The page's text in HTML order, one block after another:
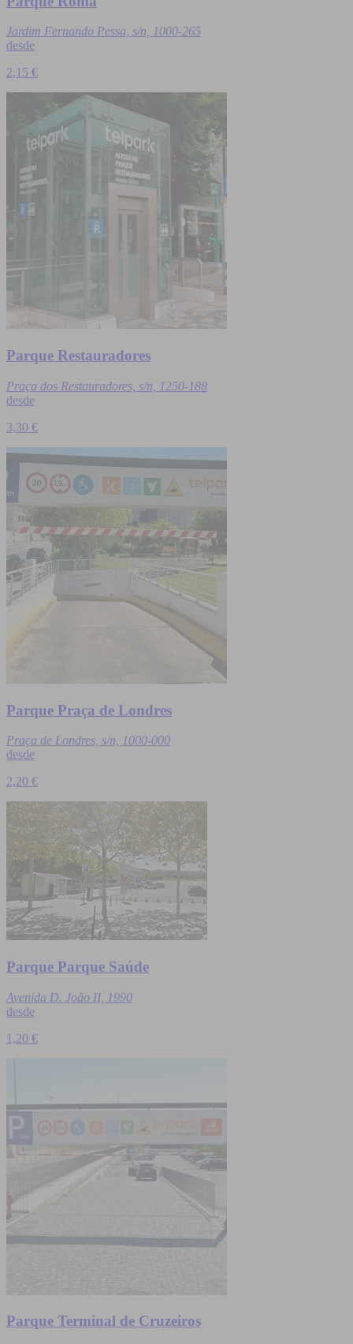
Jardim Fernando Pessa, s/n, 1000-265
desde
2,15 €
Parque Restauradores
Praça dos Restauradores, s/n, 1250-188
desde
3,30 €
Parque Praça de Londres
Praça de Londres, s/n, 1000-000
desde
2,20 €
Parque Parque Saúde
Avenida D. João II, 1990
desde
1,20 €
Parque Terminal de Cruzeiros